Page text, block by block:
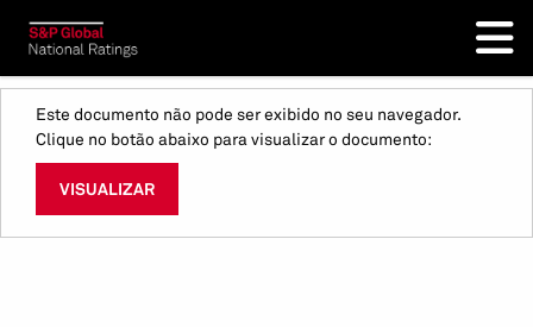
Este documento não pode ser exibido no seu navegador.
Clique no botão abaixo para visualizar o documento:
VISUALIZAR